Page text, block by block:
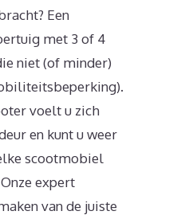
Een
met 3 of 4
niet (of minder)
voelt u zich
en kunt u weer
scootmobiel
expert
van de juiste